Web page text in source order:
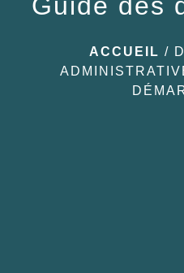
ACCUEIL /